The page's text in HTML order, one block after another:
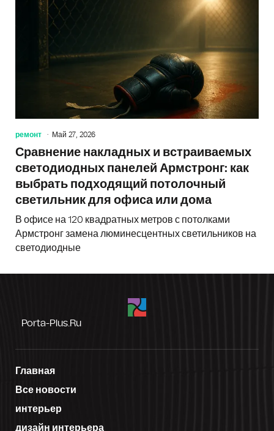
ремонт Май 27, 2026
Сравнение накладных и встраиваемых
светодиодных панелей Армстронг: как
выбрать подходящий потолочный
светильник для офиса или дома
В офисе на 120 квадратных метров с потолками
Армстронг замена люминесцентных светильников на
светодиодные
Porta-Plus.ru
Главная
Все новости
интерьер
дизайн интерьера